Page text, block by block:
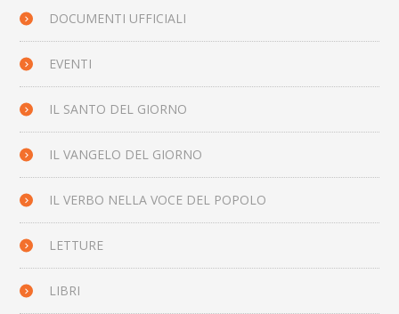
DOCUMENTI UFFICIALI
EVENTI
IL SANTO DEL GIORNO
IL VANGELO DEL GIORNO
IL VERBO NELLA VOCE DEL POPOLO
LETTURE
LIBRI